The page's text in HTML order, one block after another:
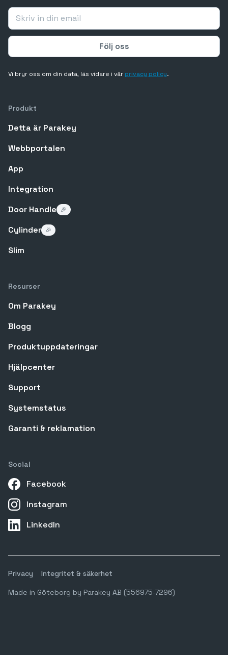
Vi bryr oss om din data, läs vidare i vårprivacy policy.
Produkt
Detta är Parakey
Webbportalen
App
Integration
Door Handle
🎉
Cylinder 🎉
Slim
Resurser
Om Parakey
Blogg
Produktuppdateringar
Hjälpcenter
Support
Systemstatus
Garanti & reklamation
Social
Facebook
Instagram
LinkedIn
Made in Gôteborg by Parakey AB (556975-7296)
Privacy Integritet & säkerhet